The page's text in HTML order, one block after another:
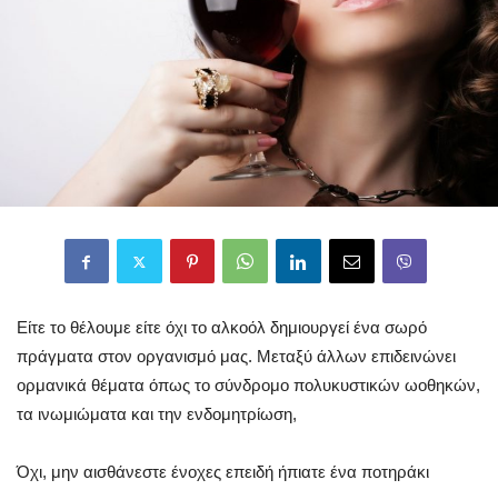
Είτε το θέλουμε είτε όχι το αλκοόλ δημιουργεί ένα σωρό
πράγματα στον οργανισμό μας. Μεταξύ άλλων επιδεινώνει
ορμανικά θέματα όπως το σύνδρομο πολυκυστικών ωοθηκών,
τα ινωμιώματα και την ενδομητρίωση,
Όχι, μην αισθάνεστε ένοχες επειδή ήπιατε ένα ποτηράκι